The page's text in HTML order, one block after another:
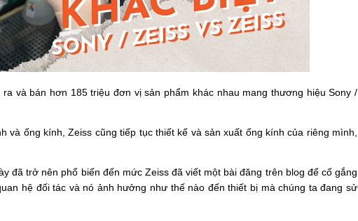
và bán hơn 185 triệu đơn vị sản phẩm khác nhau mang thương hiệu Sony /
và ống kính, Zeiss cũng tiếp tục thiết kế và sản xuất ống kính của riêng mình,
đã trở nên phổ biến đến mức Zeiss đã viết một bài đăng trên blog để cố gắng
hệ đối tác và nó ảnh hưởng như thế nào đến thiết bị mà chúng ta đang sử